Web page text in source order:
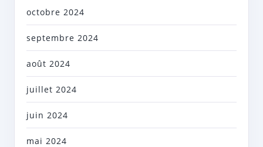
octobre 2024
septembre 2024
août 2024
juillet 2024
juin 2024
mai 2024